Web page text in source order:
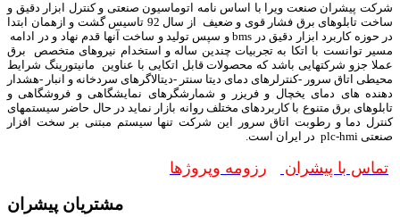
شرکت پیشران صنعت ویرا با اساس نامه اتوماسیون صنعتی و کنترل ابزار دقیق و
ساخت تابلوهای برق فشار قوی و ضعیف از سال 92 تاسیس گشت و ازهمان ابتدا
در حوزه کاربرد ابزار دقیق در bms و سپس تولید و ساخت آنها قدم نهاد و در ادامه
مسیر توانست با اتکا به تجربیات چندین ساله و استخدام نیروهای متخصص برق
عملا جزو شرکتهایی باشد که محصولات قابل اتکایی با عناوین مانیتورینگ شرایط
محیطی اتاق سرور -کنترلرهای دمای دیتا سنتر -دیتالاگرهای سردخانه و انبار -هشدار
دهنده های دمای یخچال و فریزر و شمارشگرهای نمایشگاهی و فروشگاهی و
تابلوهای برق متنوع با کاربردهای مختلف روانه بازار نماید در حال حاضر سیستمهای
کنترل دما و رطوبت اتاق سرور این شرکت تنها سیستم مبتنی بر سخت افزار
صنعتی plc-hmi در ایران است.
تماس با پیشران رزومه وپروژها
مشتریان پیشران